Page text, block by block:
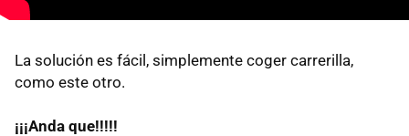
La solución es fácil, simplemente coger carrerilla,
como este otro.
¡¡¡Anda que!!!!!